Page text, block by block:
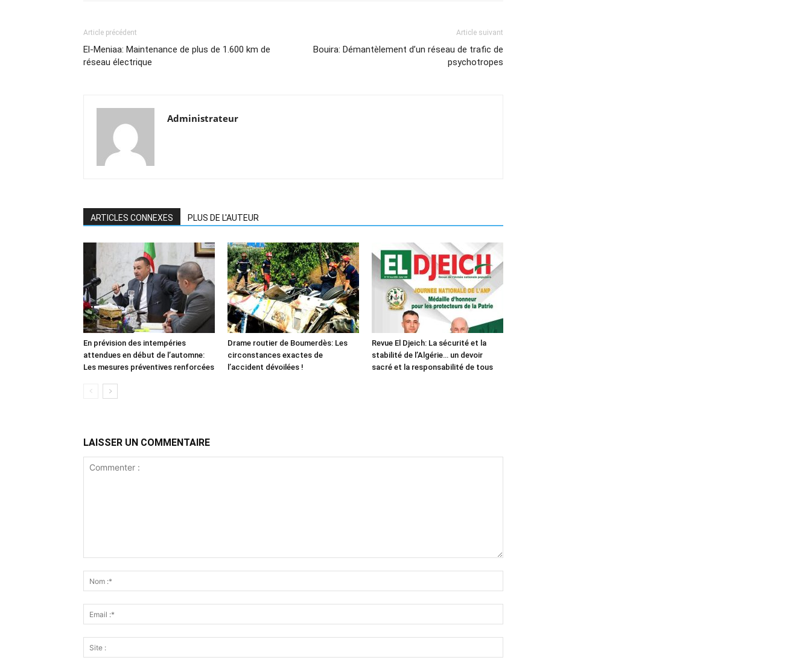
Article précédent
El-Meniaa: Maintenance de plus de 1.600 km de
réseau électrique
Article suivant
Bouira: Démantèlement d’un réseau de trafic de
psychotropes
Administrateur
ARTICLES CONNEXES PLUS DE L'AUTEUR
En prévision des intempéries
attendues en début de l’automne:
Les mesures préventives renforcées
Drame routier de Boumerdès: Les
circonstances exactes de
l’accident dévoilées !
Revue El Djeich: La sécurité et la
stabilité de l’Algérie… un devoir
sacré et la responsabilité de tous
LAISSER UN COMMENTAIRE